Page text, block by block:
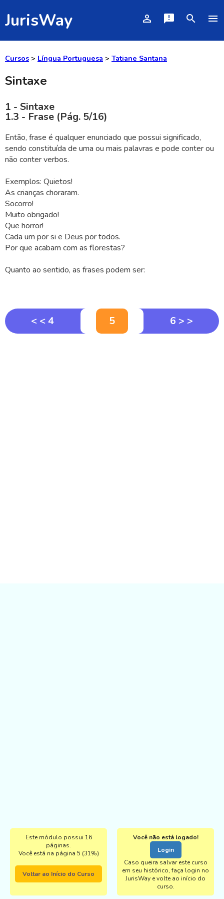
JurisWay person_outline announcement search menu
Cursos > Língua Portuguesa > Tatiane Santana
Sintaxe
1 - Sintaxe
1.3 - Frase (Pág. 5/16)
Então, frase é qualquer enunciado que possui significado,
sendo constituída de uma ou mais palavras e pode conter ou
não conter verbos.
Exemplos: Quietos!
As crianças choraram.
Socorro!
Muito obrigado!
Que horror!
Cada um por si e Deus por todos.
Por que acabam com as florestas?
Quanto ao sentido, as frases podem ser:
< < 4 5 6 > >
Este módulo possui 16
páginas.
Você está na página 5 (31%)
Voltar ao Início do Curso
Você não está logado!
Login
Caso queira salvar este curso
em seu histórico, faça login no
JurisWay e volte ao início do
curso.